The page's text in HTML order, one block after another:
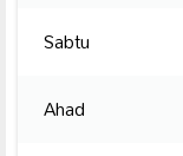
Sabtu
Ahad